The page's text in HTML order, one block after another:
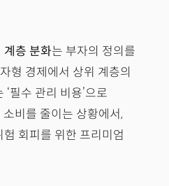
계층 분화는 부자의 정의를
형 경제에서 상위 계층의
필수 관리 비용’으로
비를 줄이는 상황에서,
험 회피를 위한 프리미엄